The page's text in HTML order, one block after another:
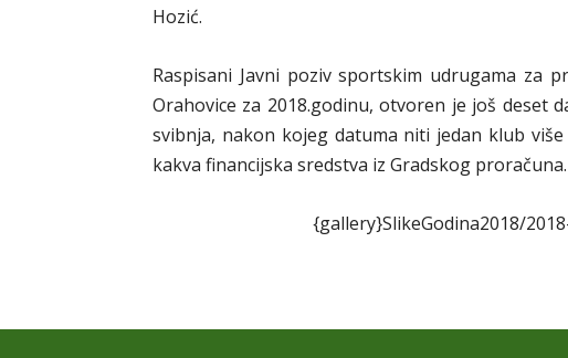
Hozić.
Raspisani Javni poziv sportskim udrugama za
Orahovice za 2018.godinu, otvoren je još deset
svibnja, nakon kojeg datuma niti jedan klub
kakva financijska sredstva iz Gradskog
{gallery}SlikeGodina2018/